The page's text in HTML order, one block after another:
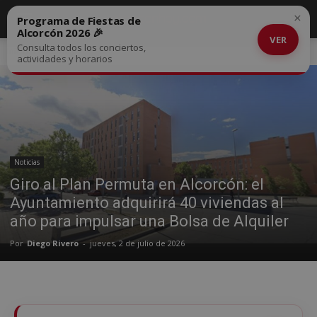
Inicio Noticias
Noticias
Giro al Plan Permuta en Alcorcón: el
Ayuntamiento adquirirá 40 viviendas al
año para impulsar una Bolsa de Alquiler
Por Diego Rivero - jueves, 2 de julio de 2026
Programa de Fiestas de
Alcorcón 2026 🎉
Consulta todos los conciertos,
actividades y horarios
VER
×